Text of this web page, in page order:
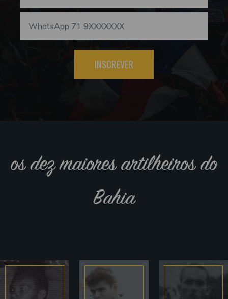
INSCREVER
os dez maiores artilheiros do
Bahia